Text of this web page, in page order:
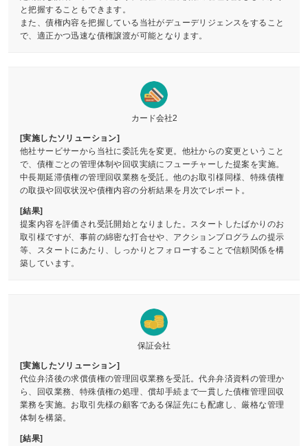
と把握することもできます。
また、債権内容を把握している当社がデューデリジェンスをすること
で、適正かつ迅速な債権譲渡が可能となります。
カード会社2
[実施したソリューション]
他社サービサーから当社に委託先を変更。他社からの変更ということ
で、債権ごとの管理体制や回収実績にフューチャーした提案を実施。
中長期延滞債権の管理回収業務を受託。他のお取引様同様、特殊債権
の取扱や回収状況や債権内容の分析結果を月次でレポート。
[結果]
提案内容を評価され受託開始となりました。スタートしたばかりのお
取引様ですが、事前の綿密な打合せや、アクションプログラムの提示
等、スタートにあたり、しっかりとフォローすることで信頼関係を構
築しています。
保証会社
[実施したソリューション]
代位弁済後の求償債権の管理回収業務を受託。代弁弁済資料の管理か
ら、回収業務、特殊債権の処理、償却手続まで一貫した債権管理回収
業務を実施。お取引先様の顧客である保証先にも配慮し、厳格な管理
体制を構築。
[結果]